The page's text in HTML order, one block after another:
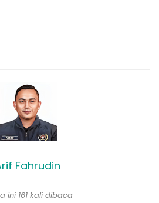
Fahrudin
ini 161 kali dibaca